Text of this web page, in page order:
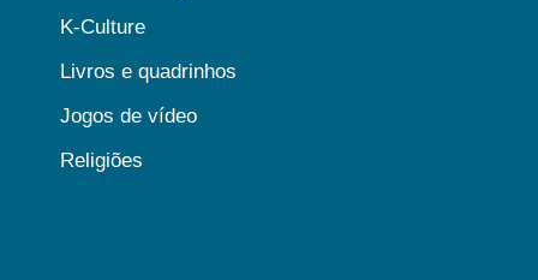
K-Culture
Livros e quadrinhos
Jogos de vídeo
Religiões